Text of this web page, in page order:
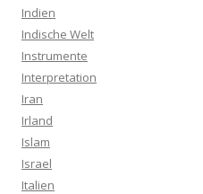
Indien
Indische Welt
Instrumente
Interpretation
Iran
Irland
Islam
Israel
Italien